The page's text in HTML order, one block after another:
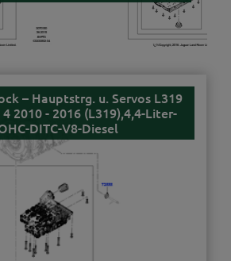
– Hauptstrg. u. Servos L319
4 2010 - 2016 (L319),4,4-Liter-
DITC-V8-Diesel